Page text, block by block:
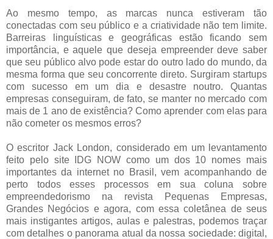
Ao mesmo tempo, as marcas nunca estiveram tão
conectadas com seu público e a criatividade não tem limite.
Barreiras linguísticas e geográficas estão ficando sem
importância, e aquele que deseja empreender deve saber
que seu público alvo pode estar do outro lado do mundo, da
mesma forma que seu concorrente direto. Surgiram startups
com sucesso em um dia e desastre noutro. Quantas
empresas conseguiram, de fato, se manter no mercado com
mais de 1 ano de existência? Como aprender com elas para
não cometer os mesmos erros?
O escritor Jack London, considerado em um levantamento
feito pelo site IDG NOW como um dos 10 nomes mais
importantes da internet no Brasil, vem acompanhando de
perto todos esses processos em sua coluna sobre
empreendedorismo na revista Pequenas Empresas,
Grandes Negócios e agora, com essa coletânea de seus
mais instigantes artigos, aulas e palestras, podemos traçar
com detalhes o panorama atual da nossa sociedade: digital,